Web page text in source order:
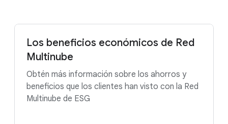
Los beneficios económicos de Red
Multinube
Obtén más información sobre los ahorros y
beneficios que los clientes han visto con la Red
Multinube de ESG